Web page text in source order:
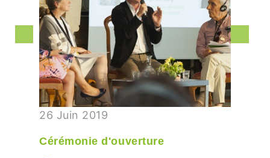
26 Juin 2019
Cérémonie d'ouverture